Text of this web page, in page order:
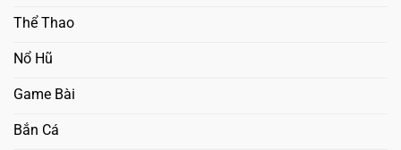
Thể Thao
Nổ Hũ
Game Bài
Bắn Cá